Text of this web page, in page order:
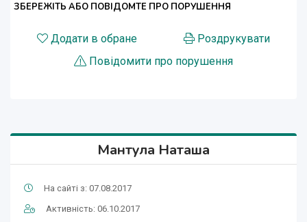
ЗБЕРЕЖІТЬ АБО ПОВІДОМТЕ ПРО ПОРУШЕННЯ
Додати в обране
Роздрукувати
Повідомити про порушення
Мантула Наташа
На сайті з: 07.08.2017
Активність: 06.10.2017